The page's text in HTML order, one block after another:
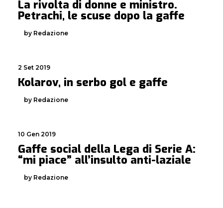
La rivolta di donne e ministro.
Petrachi, le scuse dopo la gaffe
by Redazione
2 Set 2019
Kolarov, in serbo gol e gaffe
by Redazione
10 Gen 2019
Gaffe social della Lega di Serie A:
“mi piace” all’insulto anti-laziale
by Redazione